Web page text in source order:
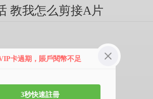
教我怎么剪接A片
卡過期，賬戶閱幣不足
3秒快速註冊